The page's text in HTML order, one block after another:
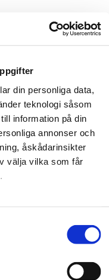
din personliga data,
teknologi såsom
information på din
annonser och
åskådarinsikter
välja vilka som får
flera meter
och säkert
för att minska risken